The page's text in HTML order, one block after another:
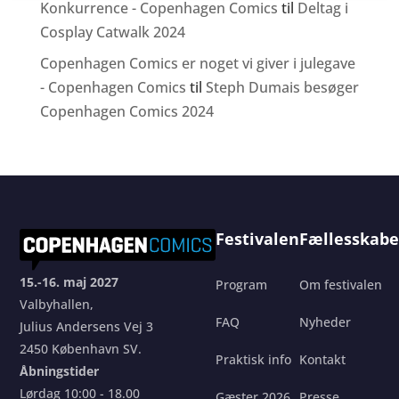
Konkurrence - Copenhagen Comics til Deltag i
Cosplay Catwalk 2024
Copenhagen Comics er noget vi giver i julegave
- Copenhagen Comics til Steph Dumais besøger
Copenhagen Comics 2024
15.-16. maj 2027
Valbyhallen,
Julius Andersens Vej 3
2450 København SV.
Åbningstider
Lørdag 10:00 - 18.00
Festivalen
Program
FAQ
Praktisk info
Om festivalen
Nyheder
Kontakt